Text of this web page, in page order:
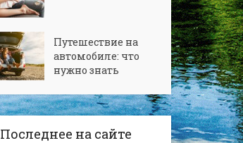
Путешествие на
автомобиле: что
нужно знать
Последнее на сайте